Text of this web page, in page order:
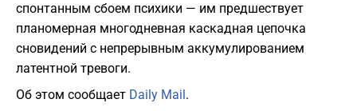
спонтанным сбоем психики — им предшествует
планомерная многодневная каскадная цепочка
сновидений с непрерывным аккумулированием
латентной тревоги.
Об этом сообщает Daily Mail .